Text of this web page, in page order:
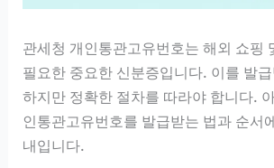
관세청 개인통관고유번호는 해외 쇼핑
필요한 중요한 신분증입니다. 이를 발
하지만 정확한 절차를 따라야 합니다.
인통관고유번호를 발급받는 법과 순서
내입니다.